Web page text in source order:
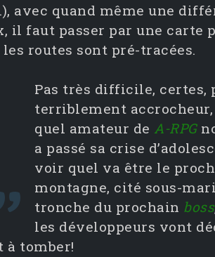
avec quand même une
faut passer par une carte
les routes sont pré-tracées.
Pas très difficile, certes,
terriblement
quel amateur de A-RPG
a passé sa crise
voir quel va être le
montagne, cité sous-
tronche du prochain boss
les développeurs vont
à tomber!